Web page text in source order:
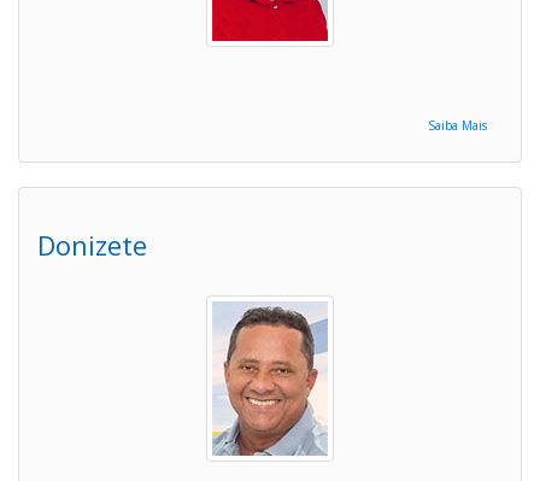
Saiba Mais
Donizete